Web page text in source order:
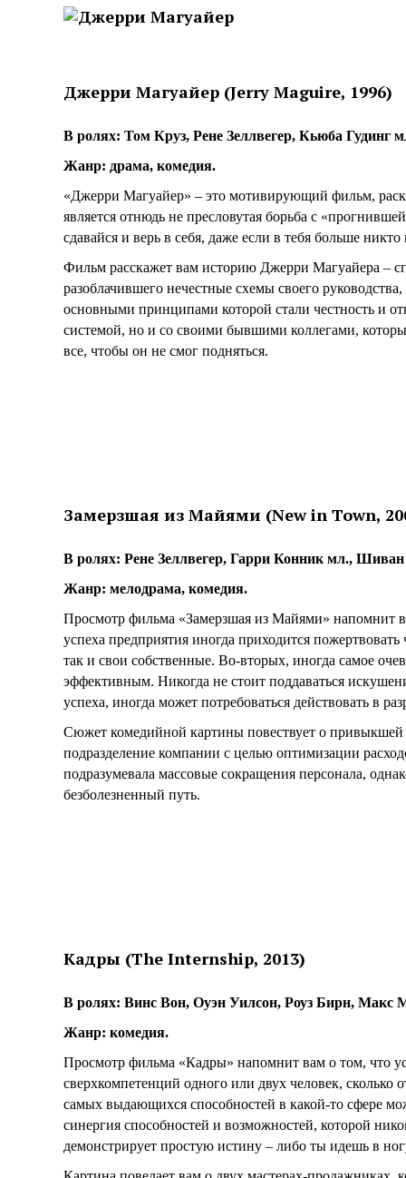
Джерри Магуайер (Jerry Maguire, 1996)
В ролях: Том Круз, Рене Зеллвегер, Кьюба
Жанр: драма, комедия.
«Джерри Магуайер» – это мотивирующий фильм,
является отнюдь не пресловутая борьба с
сдавайся и верь в себя, даже если в тебя больше никто
Фильм расскажет вам историю Джерри Магуайера –
разоблачившего нечестные схемы своего
основными принципами которой стали честность и
системой, но и со своими бывшими коллегами,
все, чтобы он не смог подняться.
Замерзшая из Майями (New in Town,
В ролях: Рене Зеллвегер, Гарри Конник мл.,
Жанр: мелодрама, комедия.
Просмотр фильма «Замерзшая из Майями» напомнит
успеха предприятия иногда приходится
так и свои собственные. Во-вторых, иногда самое
эффективным. Никогда не стоит поддаваться
успеха, иногда может потребоваться действовать в
Сюжет комедийной картины повествует о
подразделение компании с целью оптимизации
подразумевала массовые сокращения персонала,
безболезненный путь.
Кадры (The Internship, 2013)
В ролях: Винс Вон, Оуэн Уилсон, Роуз Бирн,
Жанр: комедия.
Просмотр фильма «Кадры» напомнит вам о том, что
сверхкомпетенций одного или двух человек,
самых выдающихся способностей в какой-то сфере
синергия способностей и возможностей, которой
демонстрирует простую истину – либо ты идешь в